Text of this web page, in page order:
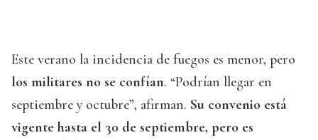
Este verano la incidencia de fuegos es menor, pero
los militares no se confían. “Podrían llegar en
septiembre y octubre”, afirman. Su convenio está
vigente hasta el 30 de septiembre, pero es